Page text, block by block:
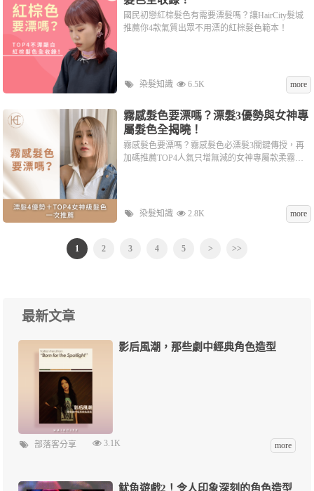
國民初戀紅棕髮色有需要漂髮嗎？讓HairCity髮城
推薦你4款氣質出眾不用漂的紅棕髮色範本！
染髮知識 6.5K more
霧感髮色要漂嗎？漂髮3優勢與女神專
屬髮色全揭曉！
霧感髮色要漂嗎？霧感髮色必漂髮3關鍵傳授，再
加碼推薦TOP4人氣只增無減的女神專屬款柔霧感
染髮知識 2.8K more
1 2 3 4 5 > >>
最新文章
影后風潮，那些劇中經典角色造型
部落客分享 3.1K more
魷魚遊戲2！令人印象深刻的角色造型